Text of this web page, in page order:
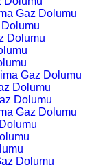
Gaz Dolumu
Dolumu
Gaz Dolumu
Dolumu
Dolumu
Gaz Dolumu
Dolumu